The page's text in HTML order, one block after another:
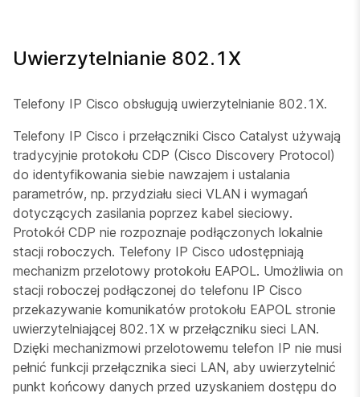
Uwierzytelnianie 802.1X
Telefony IP Cisco obsługują uwierzytelnianie 802.1X.
Telefony IP Cisco i przełączniki Cisco Catalyst używają
tradycyjnie protokołu CDP (Cisco Discovery Protocol)
do identyfikowania siebie nawzajem i ustalania
parametrów, np. przydziału sieci VLAN i wymagań
dotyczących zasilania poprzez kabel sieciowy.
Protokół CDP nie rozpoznaje podłączonych lokalnie
stacji roboczych. Telefony IP Cisco udostępniają
mechanizm przelotowy protokołu EAPOL. Umożliwia on
stacji roboczej podłączonej do telefonu IP Cisco
przekazywanie komunikatów protokołu EAPOL stronie
uwierzytelniającej 802.1X w przełączniku sieci LAN.
Dzięki mechanizmowi przelotowemu telefon IP nie musi
pełnić funkcji przełącznika sieci LAN, aby uwierzytelnić
punkt końcowy danych przed uzyskaniem dostępu do